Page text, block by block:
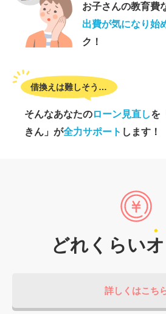
お子さんの教育費
出費が気になり始
ク！
借換えは難しそう…
そんなあなたのローン見直しを
きん」が全力サポート します！
どれくらいオ
詳しくはこち